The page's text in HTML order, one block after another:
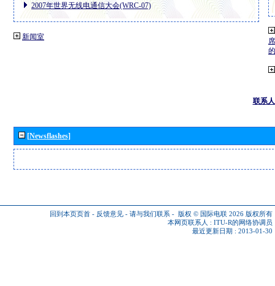
2007年世界无线电通信大会(WRC-07)
新闻室
联系人
[Newsflashes]
回到本页页首 - 反馈意见 - 请与我们联系 - 版权 © 国际电联 2026 版权所有
本网页联系人 : ITU-R的网络协调员
最近更新日期 : 2013-01-30